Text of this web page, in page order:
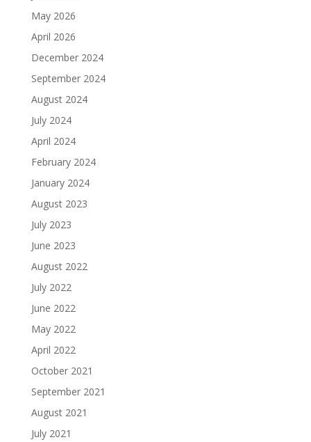
May 2026
April 2026
December 2024
September 2024
August 2024
July 2024
April 2024
February 2024
January 2024
August 2023
July 2023
June 2023
August 2022
July 2022
June 2022
May 2022
April 2022
October 2021
September 2021
August 2021
July 2021